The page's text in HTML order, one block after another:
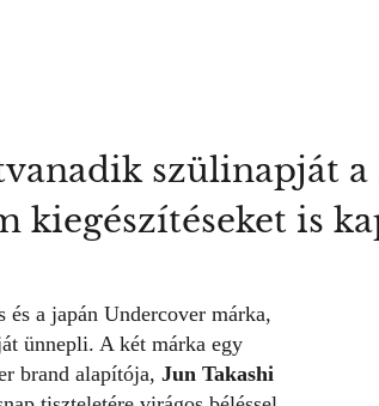
szülinapját
kiegészítéseket is
a japán Undercover márka,
ünnepli. A két márka egy
brand alapítója, Jun Takashi